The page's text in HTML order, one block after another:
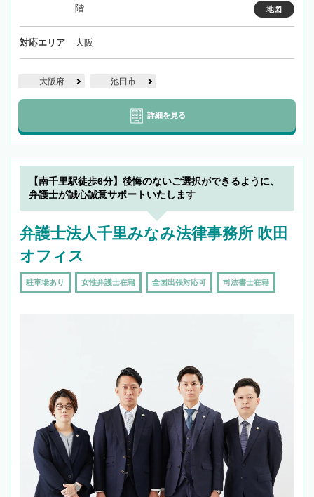
階
地図
対応エリア 大阪
大阪府 池田市
詳細を見る
【南千里駅徒歩6分】後悔のないご選択ができるように、
弁護士が誠心誠意サポートいたします
弁護士法人千里みなみ法律事務所 吹田
オフィス
駐車場あり 女性弁護士在籍 全国出張対応可 司法書士在籍